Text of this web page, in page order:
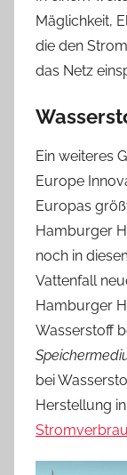
Mäglichkeit,
die den
das Netz
Ein weiteres
Europe
Europas
Hamburger
noch in
Vattenfall
Hamburger
Wasserstoff
bei
Herstellung